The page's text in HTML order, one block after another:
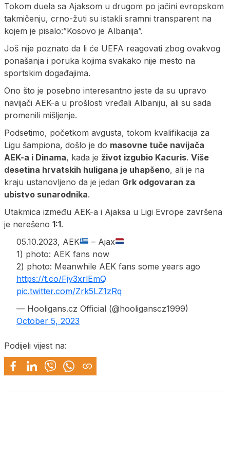
Tokom duela sa Ajaksom u drugom po jačini evropskom
takmičenju, crno-žuti su istakli sramni transparent na
kojem je pisalo:”Kosovo je Albanija”.
Još nije poznato da li će UEFA reagovati zbog ovakvog
ponašanja i poruka kojima svakako nije mesto na
sportskim događajima.
Ono što je posebno interesantno jeste da su upravo
navijači AEK-a u prošlosti vređali Albaniju, ali su sada
promenili mišljenje.
Podsetimo, početkom avgusta, tokom kvalifikacija za
Ligu šampiona, došlo je do masovne tuče navijača
AEK-a i Dinama, kada je život izgubio Kacuris. Više
desetina hrvatskih huligana je uhapšeno, ali je na
kraju ustanovljeno da je jedan Grk odgovaran za
ubistvo sunarodnika.
Utakmica između AEK-a i Ajaksa u Ligi Evrope završena
je nerešeno 1:1.
05.10.2023, AEK
– Ajax
1) photo: AEK fans now
2) photo: Meanwhile AEK fans some years ago
https://t.co/Fjy3xrlEmQ
pic.twitter.com/Zrk5LZ1zRq
— Hooligans.cz Official (@hooliganscz1999)
October 5, 2023
Podijeli vijest na: